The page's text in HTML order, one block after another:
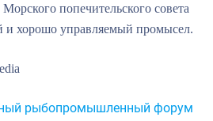
попечительского совета
и хорошо управляемый промысел.
рыбопромышленный форум